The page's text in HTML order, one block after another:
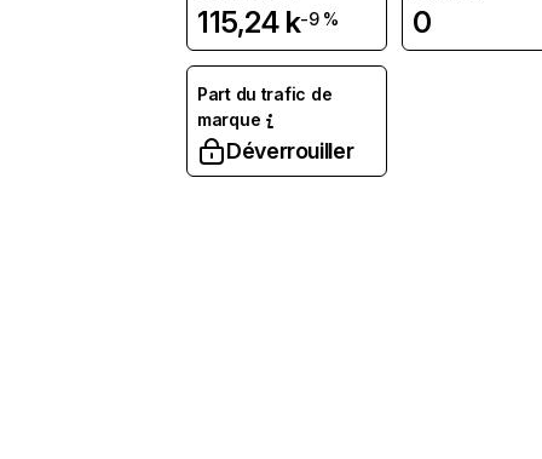
115,24 k-9 % 0
Part du trafic de
marque
Déverrouiller